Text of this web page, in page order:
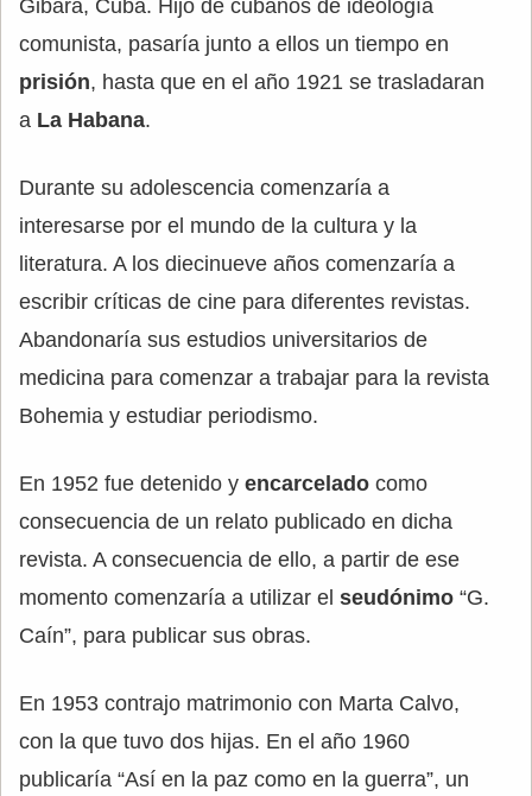
Gibara, Cuba. Hijo de cubanos de ideología
comunista, pasaría junto a ellos un tiempo en
prisión, hasta que en el año 1921 se trasladaran
a La Habana.
Durante su adolescencia comenzaría a
interesarse por el mundo de la cultura y la
literatura. A los diecinueve años comenzaría a
escribir críticas de cine para diferentes revistas.
Abandonaría sus estudios universitarios de
medicina para comenzar a trabajar para la revista
Bohemia y estudiar periodismo.
En 1952 fue detenido y encarcelado como
consecuencia de un relato publicado en dicha
revista. A consecuencia de ello, a partir de ese
momento comenzaría a utilizar el seudónimo “G.
Caín”, para publicar sus obras.
En 1953 contrajo matrimonio con Marta Calvo,
con la que tuvo dos hijas. En el año 1960
publicaría “Así en la paz como en la guerra”, un